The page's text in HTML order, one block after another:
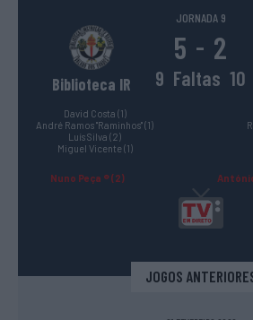
JORNADA 9
Biblioteca IR
5 - 2
9 Faltas 10
David Costa (1)
André Ramos "Raminhos" (1)
Luís Silva (2)
Miguel Vicente (1)
Nuno Peça ® (2)
JOGOS